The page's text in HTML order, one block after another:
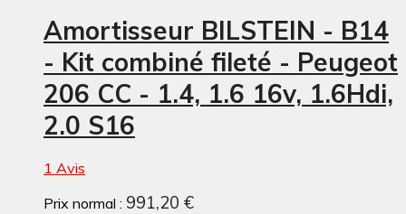
Amortisseur BILSTEIN - B14
- Kit combiné fileté - Peugeot
206 CC - 1.4, 1.6 16v, 1.6Hdi,
2.0 S16
1 Avis
Prix normal : 991,20 €